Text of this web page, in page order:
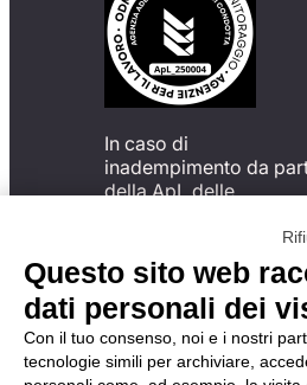
In caso di
inadempimento da
della ApL delle
del Codice di
possibile presentare
reclamo
all’Organismo di
Monitoraggio
una delle modalità
descritte al seguente
Questo sito web
dati personali dei
Con il tuo consenso, noi e i nostri
tecnologie simili per archiviare,